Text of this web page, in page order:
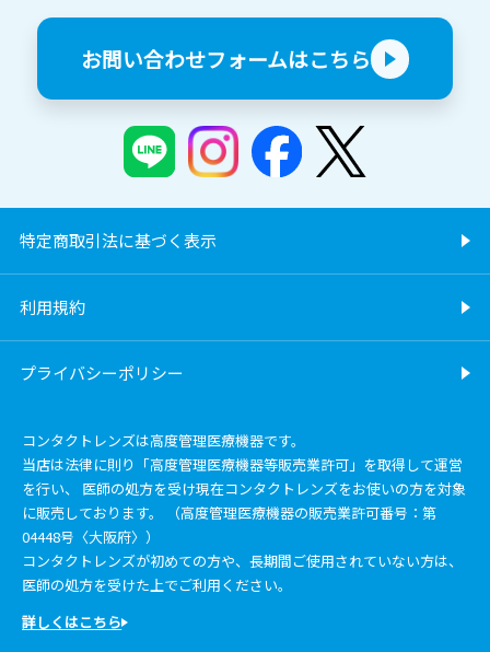
お問い合わせフォームはこちら
特定商取引法に基づく表示
利用規約
プライバシーポリシー
コンタクトレンズは高度管理医療機器です。
当店は法律に則り「高度管理医療機器等販売業許可」を取得して運営
を行い、 医師の処方を受け現在コンタクトレンズをお使いの方を対象
に販売しております。 （高度管理医療機器の販売業許可番号：第
04448号〈大阪府〉）
コンタクトレンズが初めての方や、長期間ご使用されていない方は、
医師の処方を受けた上でご利用ください。
詳しくはこちら